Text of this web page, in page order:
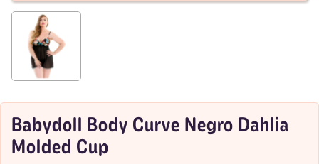
Babydoll Body Curve Negro Dahlia
Molded Cup